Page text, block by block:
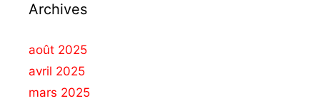
Archives
août 2025
avril 2025
mars 2025